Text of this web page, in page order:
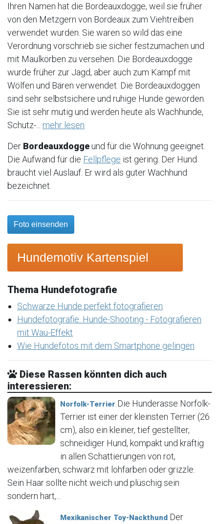
Ihren Namen hat die Bordeauxdogge, weil sie früher
von den Metzgern von Bordeaux zum Viehtreiben
verwendet wurden. Sie waren so wild das eine
Verordnung vorschrieb sie sicher festzumachen und
mit Maulkörben zu versehen. Die Bordeauxdogge
wurde früher zur Jagd, aber auch zum Kampf mit
Wölfen und Bären verwendet. Die Bordeauxdoggen
sind sehr selbstsichere und ruhige Hunde geworden.
Sie ist sehr mutig und werden heute als Wachhunde,
Schutz-... mehr lesen
Der Bordeauxdoggeund für die Wohnung geeignet.
Die Aufwand für die Fellpflege ist gering. Der Hund
braucht viel Auslauf. Er wird als guter Wachhund
bezeichnet.
Foto einsenden
Hundemotiv Kartenspiel
Thema Hundefotografie
Schwarze Hunde perfekt fotografieren
Hundefotografie: Hunde-Shooting - Fotografieren
mit Wau-Effekt
Wie Hundefotos mit dem Smartphone gelingen
Diese Rassen könnten dich auch
interessieren:
Norfolk-Terrier Die Hunderasse Norfolk-
Terrier ist einer der kleinsten Terrier (26
cm), also ein kleiner, tief gestellter,
schneidiger Hund, kompakt und kräftig
in allen Schattierungen von rot,
weizenfarben, schwarz mit lohfarben oder grizzle.
Sein Haar sollte nicht weich und plüschig sein
sondern hart,...
Mexikanischer Toy-Nackthund Der